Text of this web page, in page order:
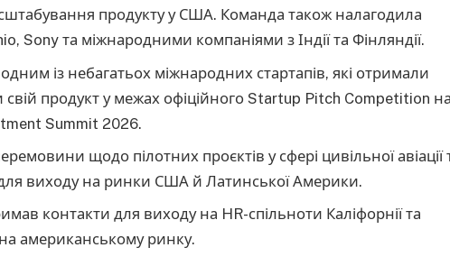
продукту у США. Команда також налагодила
Sony та міжнародними компаніями з Індії та Фінляндії.
одним із небагатьох міжнародних стартапів, які отримали
свій продукт у межах офіційного Startup Pitch Competition на
Summit 2026.
щодо пілотних проєктів у сфері цивільної авіації
виходу на ринки США й Латинської Америки.
контакти для виходу на HR-спільноти Каліфорнії та
американському ринку.